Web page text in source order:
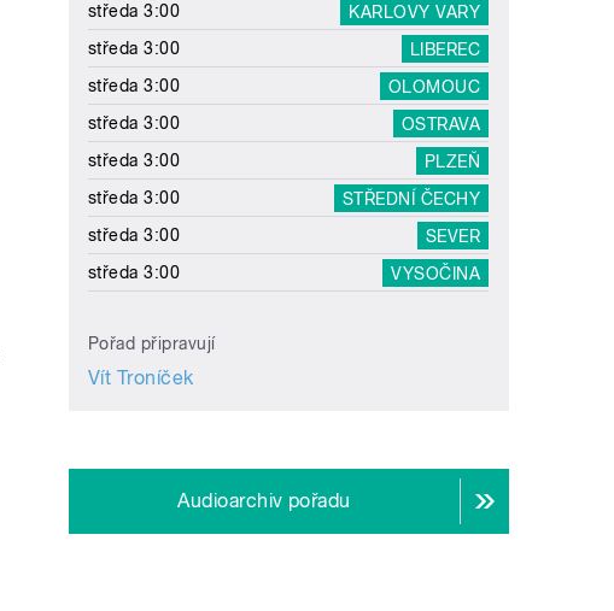
středa 3:00
KARLOVY VARY
středa 3:00
LIBEREC
středa 3:00
OLOMOUC
středa 3:00
OSTRAVA
středa 3:00
PLZEŇ
středa 3:00
STŘEDNÍ ČECHY
středa 3:00
SEVER
středa 3:00
VYSOČINA
Pořad připravují
Vít Troníček
Audioarchiv pořadu